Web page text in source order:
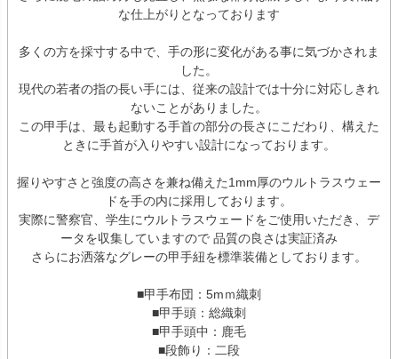
な仕上がりとなっております
多くの方を採寸する中で、手の形に変化がある事に気づかされま
した。
現代の若者の指の長い手には、従来の設計では十分に対応しきれ
ないことがありました。
この甲手は、最も起動する手首の部分の長さにこだわり、構えた
ときに手首が入りやすい設計になっております。
握りやすさと強度の高さを兼ね備えた1mm厚のウルトラスウェー
ドを手の内に採用しております。
実際に警察官、学生にウルトラスウェードをご使用いただき、デ
ータを収集していますので 品質の良さは実証済み
さらにお洒落なグレーの甲手紐を標準装備としております。
■甲手布団：5mｍ織刺
■甲手頭：総織刺
■甲手頭中：鹿毛
■段飾り：二段